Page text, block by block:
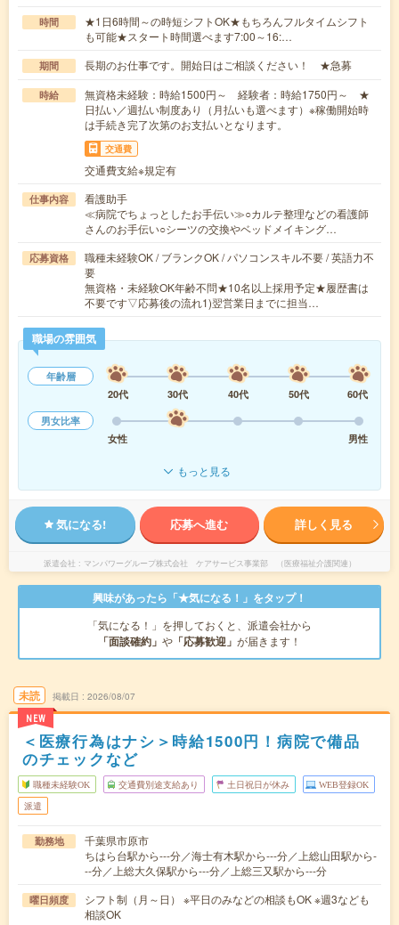
時間
★1日6時間～の時短シフトOK★もちろんフルタイムシフト
も可能★スタート時間選べます7:00～16:…
期間 長期のお仕事です。開始日はご相談ください！ ★急募
時給
無資格未経験：時給1500円～ 経験者：時給1750円～ ★
日払い／週払い制度あり（月払いも選べます）※稼働開始時
は手続き完了次第のお支払いとなります。
交通費
交通費支給※規定有
仕事内容
看護助手
≪病院でちょっとしたお手伝い≫○カルテ整理などの看護師
さんのお手伝い○シーツの交換やベッドメイキング…
応募資格
職種未経験OK / ブランクOK / パソコンスキル不要 / 英語力不
要
無資格・未経験OK年齢不問★10名以上採用予定★履歴書は
不要です▽応募後の流れ1)翌営業日までに担当…
職場の雰囲気
年齢層
20代
30代 40代 50代
60代
男女比率
女性
男性
もっと見る
気になる! 応募へ進む 詳しく見る
派遣会社 マンパワーグループ株式会社 ケアサービス事業部 （医療福祉介護関連）
興味があったら「★気になる！」をタップ！
「気になる！」を押しておくと、派遣会社から
「面談確約」 や 「応募歓迎」 が届きます！
未読
NEW
掲載日 2026/08/07
＜医療行為はナシ＞時給1500円！病院で備品
のチェックなど
職種未経験OK 交通費別途支給あり 土日祝日が休み WEB登録OK
派遣
勤務地
千葉県市原市
ちはら台駅から---分／海士有木駅から---分／上総山田駅から-
--分／上総大久保駅から---分／上総三又駅から---分
曜日頻度
シフト制（月～日） ※平日のみなどの相談もOK ※週3なども
相談OK